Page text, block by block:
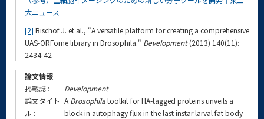
大ニュース
[2] Bischof J. et al., "A versatile platform for creating a comprehensive
UAS-ORFome library in Drosophila." Development(2013) 140(11):
2434-42
論文情報
掲載誌 :
Development
論文タイト
ル :
A Drosophilatoolkit for HA-tagged proteins unveils a
block in autophagy flux in the last instar larval fat body